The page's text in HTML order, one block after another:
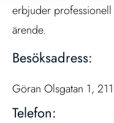
erbjuder
ärende.
Besöksadress:
Göran Olsgatan 1,
Telefon: